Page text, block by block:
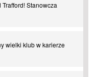
Stanowcza
wielki klub w karierze